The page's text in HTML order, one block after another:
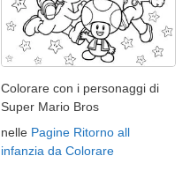
Colorare con i personaggi di
Super Mario Bros
nelle Pagine Ritorno all
infanzia da Colorare